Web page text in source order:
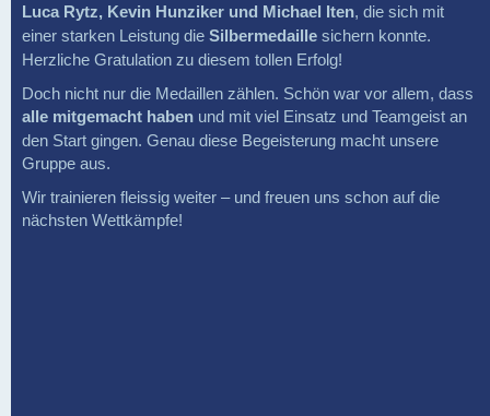
Luca Rytz, Kevin Hunziker und Michael Iten, die sich mit
einer starken Leistung die Silbermedaille sichern konnte.
Herzliche Gratulation zu diesem tollen Erfolg!
Doch nicht nur die Medaillen zählen. Schön war vor allem, dass
alle mitgemacht haben und mit viel Einsatz und Teamgeist an
den Start gingen. Genau diese Begeisterung macht unsere
Gruppe aus.
Wir trainieren fleissig weiter – und freuen uns schon auf die
nächsten Wettkämpfe!